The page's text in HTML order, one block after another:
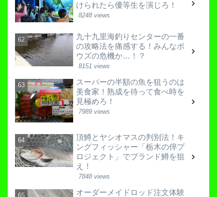
けられたら優等生を演じろ！
8248 views
九十九里海釣りセンターの一番
の攻略法を痛感する！みんなボ
ウズの危機か…！？
8151 views
スーパーの半額の魚を狙うのは
美食家！熟成を待って食べ時を
見極めろ！
7989 views
頂鱒とヤシオマスの判別法！キ
ングフィッシャー「栃木の倅プ
ロジェクト」でブランド鱒を狙
え！
7848 views
オーダーメイドロッド注文体験